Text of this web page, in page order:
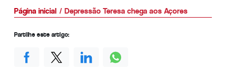
Página inicial Depressão Teresa chega aos Açores
Partilhe este artigo: